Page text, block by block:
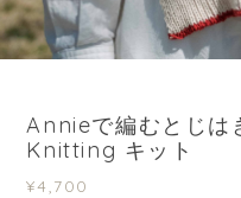
Annieで編むとじは
Knitting キット
¥4,700